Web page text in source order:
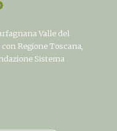
Valle del
Regione Toscana,
Sistema